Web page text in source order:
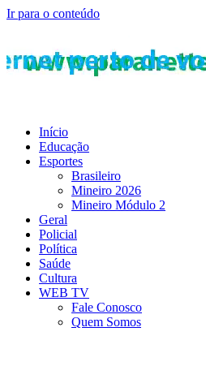
Ir para o conteúdo
Início
Educação
Esportes
Brasileiro
Mineiro 2026
Mineiro Módulo 2
Geral
Policial
Política
Saúde
Cultura
WEB TV
Fale Conosco
Quem Somos